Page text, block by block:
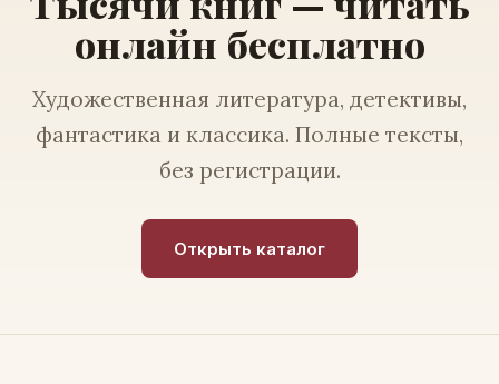
онлайн бесплатно
Художественная литература, детективы,
фантастика и классика. Полные тексты,
без регистрации.
Открыть каталог